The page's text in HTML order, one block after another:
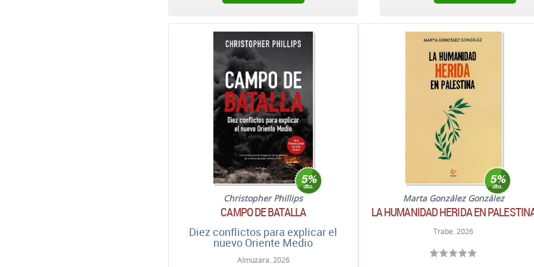
Christopher Phillips
CAMPO DE BATALLA
Diez conflictos para explicar el
nuevo Oriente Medio
Almuzara. 2026
Marta González González
LA HUMANIDAD HERIDA EN
Trabe. 2026